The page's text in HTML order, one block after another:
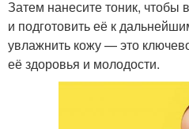
Затем нанесите тоник, чтобы
и подготовить её к
увлажнить кожу — это
её здоровья и молодости.